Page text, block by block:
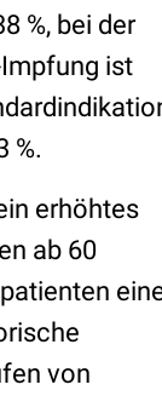
%, bei der
ist
%.
erhöhtes
ab 60
von